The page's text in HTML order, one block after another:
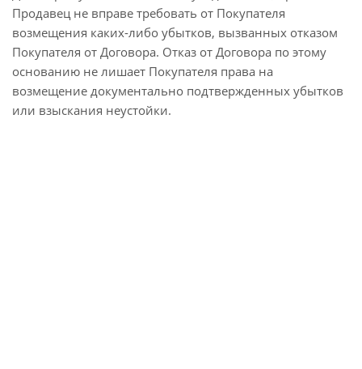
Продавец не вправе требовать от Покупателя
возмещения каких-либо убытков, вызванных отказом
Покупателя от Договора. Отказ от Договора по этому
основанию не лишает Покупателя права на
возмещение документально подтвержденных убытков
или взыскания неустойки.